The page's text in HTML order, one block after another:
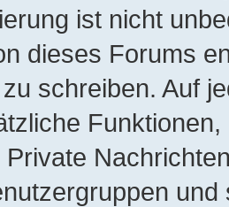
ist nicht
dieses Forums
schreiben. Auf